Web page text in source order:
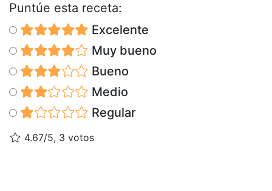
Puntúe esta receta:
Excelente
Muy bueno
Bueno
Medio
Regular
4.67/5, 3 votos